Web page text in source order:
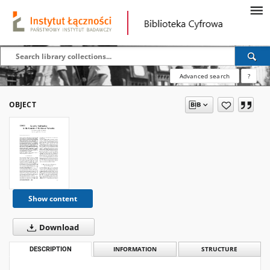
Advanced search ?
OBJECT
Show content
Download
DESCRIPTION INFORMATION STRUCTURE